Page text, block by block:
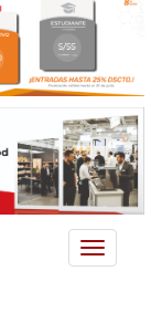
Toggle